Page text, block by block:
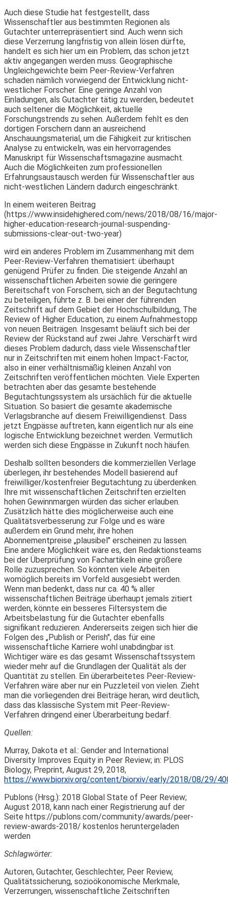
Auch diese Studie hat festgestellt, dass
Wissenschaftler aus bestimmten Regionen als
Gutachter unterrepräsentiert sind. Auch wenn sich
diese Verzerrung langfristig von allein lösen dürfte,
handelt es sich hier um ein Problem, das schon jetzt
aktiv angegangen werden muss. Geographische
Ungleichgewichte beim Peer-Review-Verfahren
schaden nämlich vorwiegend der Entwicklung nicht-
westlicher Forscher. Eine geringe Anzahl von
Einladungen, als Gutachter tätig zu werden, bedeutet
auch seltener die Möglichkeit, aktuelle
Forschungstrends zu sehen. Außerdem fehlt es den
dortigen Forschern dann an ausreichend
Anschauungsmaterial, um die Fähigkeit zur kritischen
Analyse zu entwickeln, was ein hervorragendes
Manuskript für Wissenschaftsmagazine ausmacht.
Auch die Möglichkeiten zum professionellen
Erfahrungsaustausch werden für Wissenschaftler aus
nicht-westlichen Ländern dadurch eingeschränkt.
In einem weiteren Beitrag
(https://www.insidehighered.com/news/2018/08/16/major-
higher-education-research-journal-suspending-
submissions-clear-out-two-year)
wird ein anderes Problem im Zusammenhang mit dem
Peer-Review-Verfahren thematisiert: überhaupt
genügend Prüfer zu finden. Die steigende Anzahl an
wissenschaftlichen Arbeiten sowie die geringere
Bereitschaft von Forschern, sich an der Begutachtung
zu beteiligen, führte z. B. bei einer der führenden
Zeitschrift auf dem Gebiet der Hochschulbildung, The
Review of Higher Education, zu einem Aufnahmestopp
von neuen Beiträgen. Insgesamt beläuft sich bei der
Review der Rückstand auf zwei Jahre. Verschärft wird
dieses Problem dadurch, dass viele Wissenschaftler
nur in Zeitschriften mit einem hohen Impact-Factor,
also in einer verhältnismäßig kleinen Anzahl von
Zeitschriften veröffentlichen möchten. Viele Experten
betrachten aber das gesamte bestehende
Begutachtungssystem als ursächlich für die aktuelle
Situation. So basiert die gesamte akademische
Verlagsbranche auf diesem Freiwilligendienst. Dass
jetzt Engpässe auftreten, kann eigentlich nur als eine
logische Entwicklung bezeichnet werden. Vermutlich
werden sich diese Engpässe in Zukunft noch häufen.
Deshalb sollten besonders die kommerziellen Verlage
überlegen, ihr bestehendes Modell basierend auf
freiwilliger/kostenfreier Begutachtung zu überdenken.
Ihre mit wissenschaftlichen Zeitschriften erzielten
hohen Gewinnmargen würden das sicher erlauben.
Zusätzlich hätte dies möglicherweise auch eine
Qualitätsverbesserung zur Folge und es wäre
außerdem ein Grund mehr, ihre hohen
Abonnementpreise „plausibel" erscheinen zu lassen.
Eine andere Möglichkeit wäre es, den Redaktionsteams
bei der Überprüfung von Fachartikeln eine größere
Rolle zuzusprechen. So könnten viele Arbeiten
womöglich bereits im Vorfeld ausgesiebt werden.
Wenn man bedenkt, dass nur ca. 40 % aller
wissenschaftlichen Beiträge überhaupt jemals zitiert
werden, könnte ein besseres Filtersystem die
Arbeitsbelastung für die Gutachter ebenfalls
signifikant reduzieren. Andererseits zeigen sich hier die
Folgen des „Publish or Perish", das für eine
wissenschaftliche Karriere wohl unabdingbar ist.
Wichtiger wäre es das gesamt Wissenschaftssystem
wieder mehr auf die Grundlagen der Qualität als der
Quantität zu stellen. Ein überarbeitetes Peer-Review-
Verfahren wäre aber nur ein Puzzleteil von vielen. Zieht
man die vorliegenden drei Beiträge heran, wird deutlich,
dass das klassische System mit Peer-Review-
Verfahren dringend einer Überarbeitung bedarf.
Quellen:
Murray, Dakota et al.: Gender and International
Diversity Improves Equity in Peer Review; in: PLOS
Biology, Preprint, August 29, 2018,
https://www.biorxiv.org/content/biorxiv/early/2018/08/29/
Publons (Hrsg.): 2018 Global State of Peer Review;
August 2018, kann nach einer Registrierung auf der
Seite https://publons.com/community/awards/peer-
review-awards-2018/ kostenlos heruntergeladen
werden
Schlagwörter:
Autoren, Gutachter, Geschlechter, Peer Review,
Qualitätssicherung, sozioökonomische Merkmale,
Verzerrungen, wissenschaftliche Zeitschriften